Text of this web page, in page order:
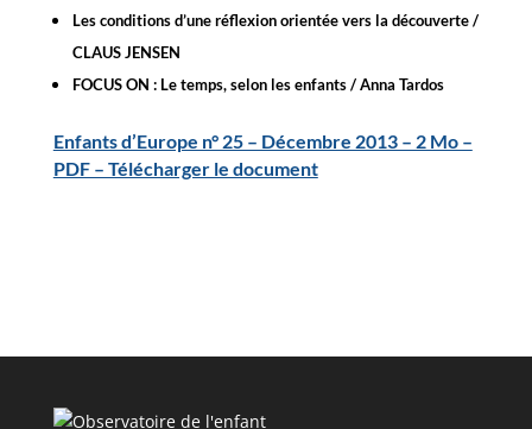
Les conditions d’une réflexion orientée vers la découverte /
CLAUS JENSEN
FOCUS ON : Le temps, selon les enfants / Anna Tardos
Enfants d’Europe n° 25 – Décembre 2013 – 2 Mo –
PDF – Télécharger le document